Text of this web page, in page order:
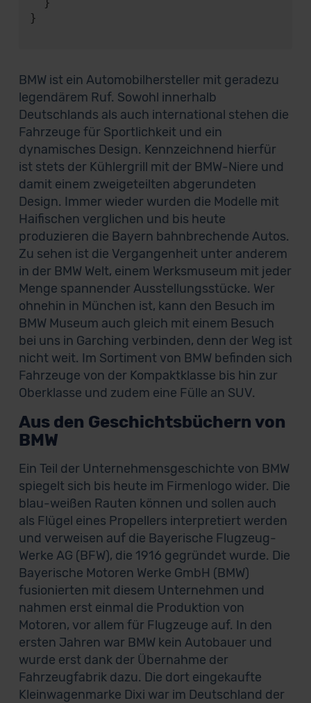
}
BMW ist ein Automobilhersteller mit geradezu
legendärem Ruf. Sowohl innerhalb
Deutschlands als auch international stehen die
Fahrzeuge für Sportlichkeit und ein
dynamisches Design. Kennzeichnend hierfür
ist stets der Kühlergrill mit der BMW-Niere und
damit einem zweigeteilten abgerundeten
Design. Immer wieder wurden die Modelle mit
Haifischen verglichen und bis heute
produzieren die Bayern bahnbrechende Autos.
Zu sehen ist die Vergangenheit unter anderem
in der BMW Welt, einem Werksmuseum mit jeder
Menge spannender Ausstellungsstücke. Wer
ohnehin in München ist, kann den Besuch im
BMW Museum auch gleich mit einem Besuch
bei uns in Garching verbinden, denn der Weg ist
nicht weit. Im Sortiment von BMW befinden sich
Fahrzeuge von der Kompaktklasse bis hin zur
Oberklasse und zudem eine Fülle an SUV.
Aus den Geschichtsbüchern von
BMW
Ein Teil der Unternehmensgeschichte von BMW
spiegelt sich bis heute im Firmenlogo wider. Die
blau-weißen Rauten können und sollen auch
als Flügel eines Propellers interpretiert werden
und verweisen auf die Bayerische Flugzeug-
Werke AG (BFW), die 1916 gegründet wurde. Die
Bayerische Motoren Werke GmbH (BMW)
fusionierten mit diesem Unternehmen und
nahmen erst einmal die Produktion von
Motoren, vor allem für Flugzeuge auf. In den
ersten Jahren war BMW kein Autobauer und
wurde erst dank der Übernahme der
Fahrzeugfabrik dazu. Die dort eingekaufte
Kleinwagenmarke Dixi war im Deutschland der